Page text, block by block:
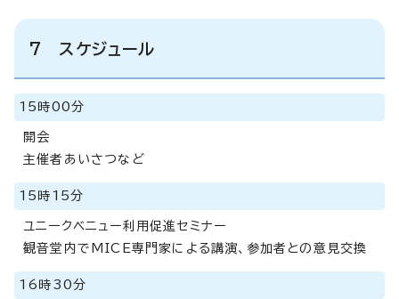
7 スケジュール
15時00分
開会
主催者あいさつなど
15時15分
ユニークベニュー利用促進セミナー
観音堂内でMICE専門家による講演、参加者との意見交換
16時30分